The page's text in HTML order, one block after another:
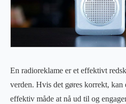
En radioreklame er et effektivt
verden. Hvis det gøres korrekt,
effektiv måde at nå ud til og